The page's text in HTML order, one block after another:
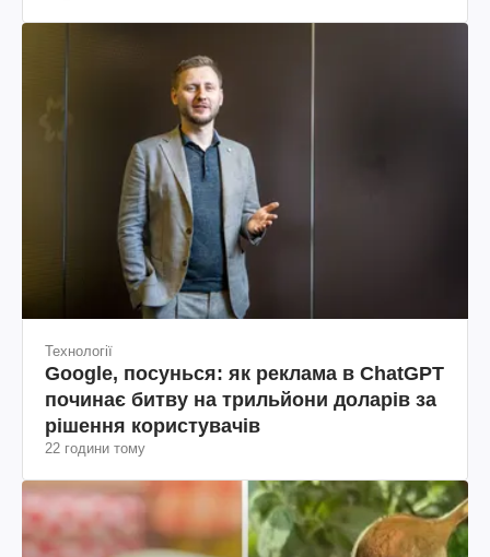
Технології
Google, посунься: як реклама в ChatGPT
починає битву на трильйони доларів за
рішення користувачів
22 години тому